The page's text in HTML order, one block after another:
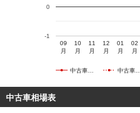
中古車… 中古車…
09
月
10
月
11
月
12
月
01
月
02
月
-1
0
中古車相場表